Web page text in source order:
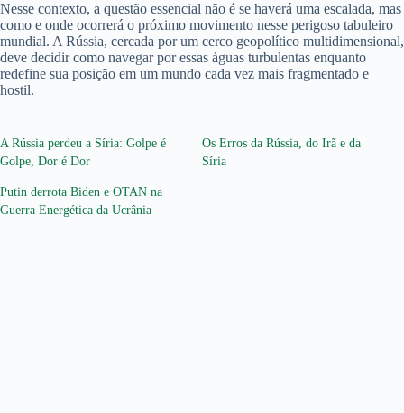
Nesse contexto, a questão essencial não é se haverá uma escalada, mas
como e onde ocorrerá o próximo movimento nesse perigoso tabuleiro
mundial. A Rússia, cercada por um cerco geopolítico multidimensional,
deve decidir como navegar por essas águas turbulentas enquanto
redefine sua posição em um mundo cada vez mais fragmentado e
hostil.
A Rússia perdeu a Síria: Golpe é
Golpe, Dor é Dor
Os Erros da Rússia, do Irã e da
Síria
Putin derrota Biden e OTAN na
Guerra Energética da Ucrânia